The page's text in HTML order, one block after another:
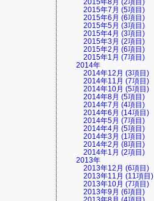
2015年8月 (2項目)
2015年7月 (5項目)
2015年6月 (6項目)
2015年5月 (3項目)
2015年4月 (3項目)
2015年3月 (2項目)
2015年2月 (6項目)
2015年1月 (7項目)
2014年
2014年12月 (3項目)
2014年11月 (7項目)
2014年10月 (5項目)
2014年8月 (5項目)
2014年7月 (4項目)
2014年6月 (14項目)
2014年5月 (7項目)
2014年4月 (5項目)
2014年3月 (1項目)
2014年2月 (8項目)
2014年1月 (2項目)
2013年
2013年12月 (6項目)
2013年11月 (11項目)
2013年10月 (7項目)
2013年9月 (6項目)